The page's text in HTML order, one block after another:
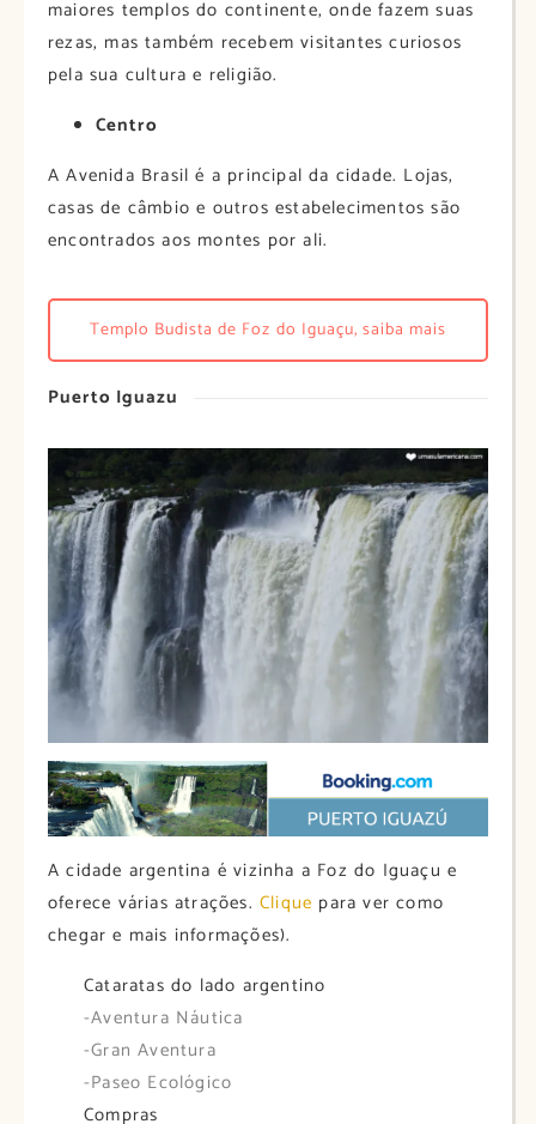
maiores templos do continente, onde fazem suas
rezas, mas também recebem visitantes curiosos
pela sua cultura e religião.
Centro
A Avenida Brasil é a principal da cidade. Lojas,
casas de câmbio e outros estabelecimentos são
encontrados aos montes por ali.
Templo Budista de Foz do Iguaçu, saiba mais
Puerto Iguazu
A cidade argentina é vizinha a Foz do Iguaçu e
oferece várias atrações. Clique para ver como
chegar e mais informações).
Cataratas do lado argentino
-Aventura Náutica
-Gran Aventura
-Paseo Ecológico
Compras